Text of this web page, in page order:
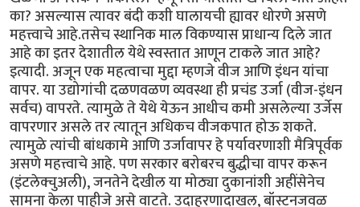
का? असल्यास त्यावर बंदी कशी घालायची ह्यावर धोरणे असणे
महत्त्वाचे आहे.तसेच स्थानिक माल विकण्यास प्राधान्य दिले जात
आहे का इतर देशातील येथे स्वस्तात आणून टाकले जात आहे?
इत्यादी. अजून एक महत्वाचा मुद्दा म्हणजे वीज आणि इंधन यांचा
वापर. या उद्योगांची दळणवळण व्यवस्था ही प्रचंड उर्जा (वीज-इंधन
सर्वच) वापरते. त्यामुळे ते येथे येऊन आधीच कमी असलेल्या उर्जेस
वापरणार असले तर त्यातून अधिकच वीजकपात होऊ शकते.
त्यामुळे त्यांची बांधकामे आणि उर्जावापर हे पर्यावरणाशी मैत्रिपूर्वक
असणे महत्त्वाचे आहे. पण सरकार बरोबरच बुद्धीचा वापर करून
(इंटलेक्चुअली), जनतेने देखील या मोठ्या दुकानांशी अहींसेनेच
सामना केला पाहीजे असे वाटते. उदाहरणादाखल, बॉस्टनजवळ